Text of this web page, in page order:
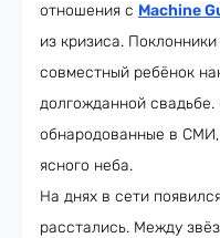
отношения с Machine
из кризиса.
совместный ребёнок
долгожданной
обнародованные в
ясного неба.
На днях в сети
расстались. Между